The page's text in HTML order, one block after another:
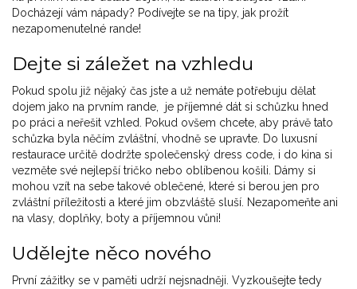
Docházejí vám nápady? Podívejte se na tipy, jak prožít
nezapomenutelné rande!
Dejte si záležet na vzhledu
Pokud spolu již nějaký čas jste a už nemáte potřebuju dělat
dojem jako na prvním rande, je příjemné dát si schůzku hned
po práci a neřešit vzhled. Pokud ovšem chcete, aby právě tato
schůzka byla něčím zvláštní, vhodně se upravte. Do luxusní
restaurace určitě dodržte společenský dress code, i do kina si
vezměte své nejlepší tričko nebo oblíbenou košili. Dámy si
mohou vzít na sebe takové oblečené, které si berou jen pro
zvláštní příležitosti a které jim obzvláště sluší. Nezapomeňte ani
na vlasy, doplňky, boty a příjemnou vůni!
Udělejte něco nového
První zážitky se v paměti udrží nejsnadněji. Vyzkoušejte tedy